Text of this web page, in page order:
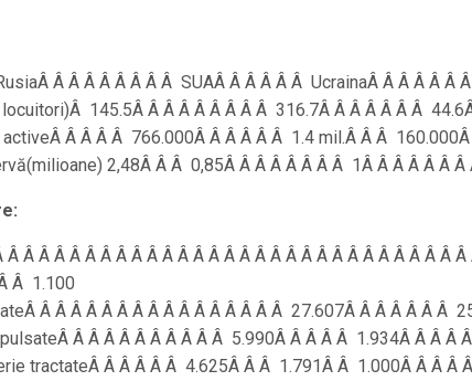
Â Â Â Â Â Â Â Â SUAÂ Â Â Â Â Â UcrainaÂ Â Â Â Â Â
145.5Â Â Â Â Â Â Â Â Â 316.7Â Â Â Â Â Â Â
Â Â Â Â 766.000Â Â Â Â Â Â 1.4 mil.Â Â Â
2,48Â Â Â 0,85Â Â Â Â Â Â Â Â 1Â Â Â Â Â Â Â
Â Â Â Â Â Â Â Â Â Â Â Â Â Â Â Â Â Â Â Â Â Â Â Â Â Â Â Â Â
Â 1.100
Â Â Â Â Â Â Â Â Â Â Â Â Â Â Â Â 27.607Â Â Â Â Â Â Â
Â Â Â Â Â Â Â Â Â Â 5.990Â Â Â Â Â 1.934Â Â Â Â
tractateÂ Â Â Â Â Â 4.625Â Â Â 1.791Â Â 1.000Â Â Â Â